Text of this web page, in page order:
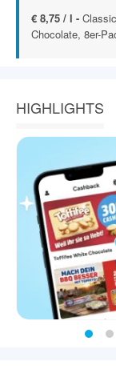
€ 8,75 / l -
Chocolate, 8er-
HIGHLIGHTS